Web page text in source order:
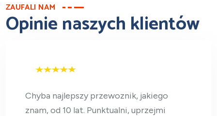
ZAUFALI NAM
Opinie naszych klientów
Chyba najlepszy przewoznik, jakiego
znam, od 10 lat. Punktualni, uprzejmi